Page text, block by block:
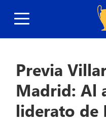
Previa
Madrid: Al
liderato de